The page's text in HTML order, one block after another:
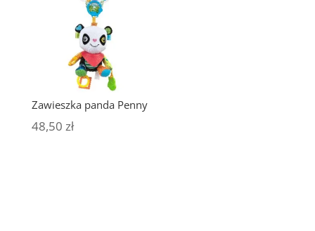
Zawieszka panda Penny
48,50 zł